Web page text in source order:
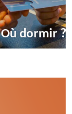
Où dormir ?